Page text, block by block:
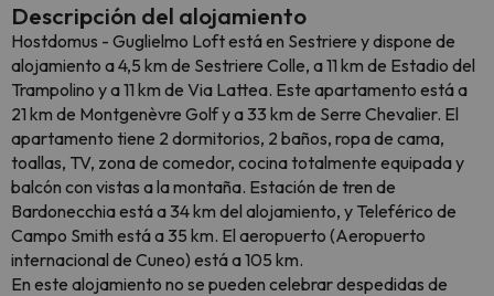
Descripción del alojamiento
Hostdomus - Guglielmo Loft está en Sestriere y dispone de
alojamiento a 4,5 km de Sestriere Colle, a 11 km de Estadio del
Trampolino y a 11 km de Via Lattea. Este apartamento está a
21 km de Montgenèvre Golf y a 33 km de Serre Chevalier. El
apartamento tiene 2 dormitorios, 2 baños, ropa de cama,
toallas, TV, zona de comedor, cocina totalmente equipada y
balcón con vistas a la montaña. Estación de tren de
Bardonecchia está a 34 km del alojamiento, y Teleférico de
Campo Smith está a 35 km. El aeropuerto (Aeropuerto
internacional de Cuneo) está a 105 km.
En este alojamiento no se pueden celebrar despedidas de